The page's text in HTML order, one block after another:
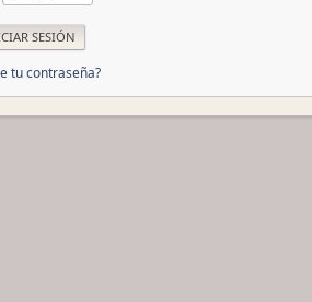
tu contraseña?